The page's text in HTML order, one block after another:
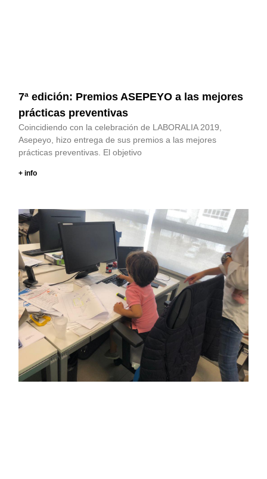
7ª edición: Premios ASEPEYO a las mejores
prácticas preventivas
Coincidiendo con la celebración de LABORALIA 2019,
Asepeyo, hizo entrega de sus premios a las mejores
prácticas preventivas. El objetivo
+ info